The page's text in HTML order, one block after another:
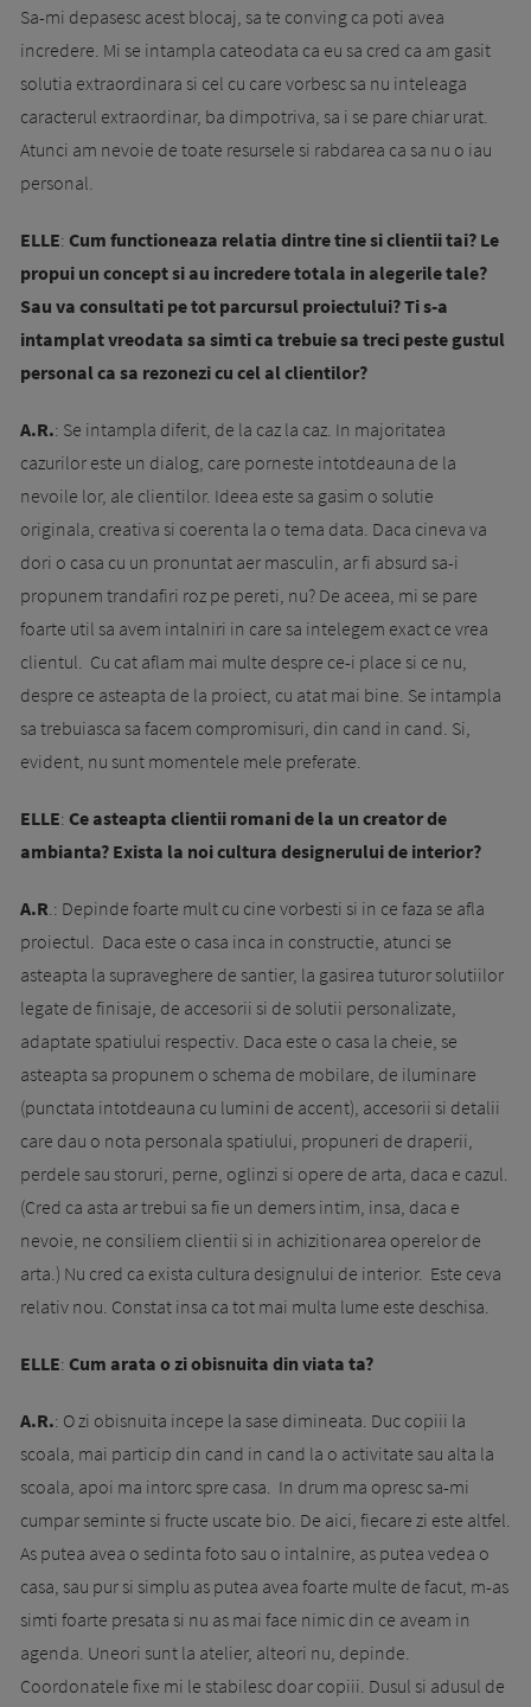
Sa-mi depasesc acest blocaj, sa te conving ca poti avea
incredere. Mi se intampla cateodata ca eu sa cred ca am gasit
solutia extraordinara si cel cu care vorbesc sa nu inteleaga
caracterul extraordinar, ba dimpotriva, sa i se pare chiar urat.
Atunci am nevoie de toate resursele si rabdarea ca sa nu o iau
personal.
ELLE: Cum functioneaza relatia dintre tine si clientii tai? Le
propui un concept si au incredere totala in alegerile tale?
Sau va consultati pe tot parcursul proiectului? Ti s-a
intamplat vreodata sa simti ca trebuie sa treci peste gustul
personal ca sa rezonezi cu cel al clientilor?
A.R.: Se intampla diferit, de la caz la caz. In majoritatea
cazurilor este un dialog, care porneste intotdeauna de la
nevoile lor, ale clientilor. Ideea este sa gasim o solutie
originala, creativa si coerenta la o tema data. Daca cineva va
dori o casa cu un pronuntat aer masculin, ar fi absurd sa-i
propunem trandafiri roz pe pereti, nu? De aceea, mi se pare
foarte util sa avem intalniri in care sa intelegem exact ce vrea
clientul. Cu cat aflam mai multe despre ce-i place si ce nu,
despre ce asteapta de la proiect, cu atat mai bine. Se intampla
sa trebuiasca sa facem compromisuri, din cand in cand. Si,
evident, nu sunt momentele mele preferate.
ELLE: Ce asteapta clientii romani de la un creator de
ambianta? Exista la noi cultura designerului de interior?
A.R.: Depinde foarte mult cu cine vorbesti si in ce faza se afla
proiectul. Daca este o casa inca in constructie, atunci se
asteapta la supraveghere de santier, la gasirea tuturor solutiilor
legate de finisaje, de accesorii si de solutii personalizate,
adaptate spatiului respectiv. Daca este o casa la cheie, se
asteapta sa propunem o schema de mobilare, de iluminare
(punctata intotdeauna cu lumini de accent), accesorii si detalii
care dau o nota personala spatiului, propuneri de draperii,
perdele sau storuri, perne, oglinzi si opere de arta, daca e cazul.
(Cred ca asta ar trebui sa fie un demers intim, insa, daca e
nevoie, ne consiliem clientii si in achizitionarea operelor de
arta.) Nu cred ca exista cultura designului de interior. Este ceva
relativ nou. Constat insa ca tot mai multa lume este deschisa.
ELLE: Cum arata o zi obisnuita din viata ta?
A.R.: O zi obisnuita incepe la sase dimineata. Duc copiii la
scoala, mai particip din cand in cand la o activitate sau alta la
scoala, apoi ma intorc spre casa. In drum ma opresc sa-mi
cumpar seminte si fructe uscate bio. De aici, fiecare zi este altfel.
As putea avea o sedinta foto sau o intalnire, as putea vedea o
casa, sau pur si simplu as putea avea foarte multe de facut, m-as
simti foarte presata si nu as mai face nimic din ce aveam in
agenda. Uneori sunt la atelier, alteori nu, depinde.
Coordonatele fixe mi le stabilesc doar copiii. Dusul si adusul de